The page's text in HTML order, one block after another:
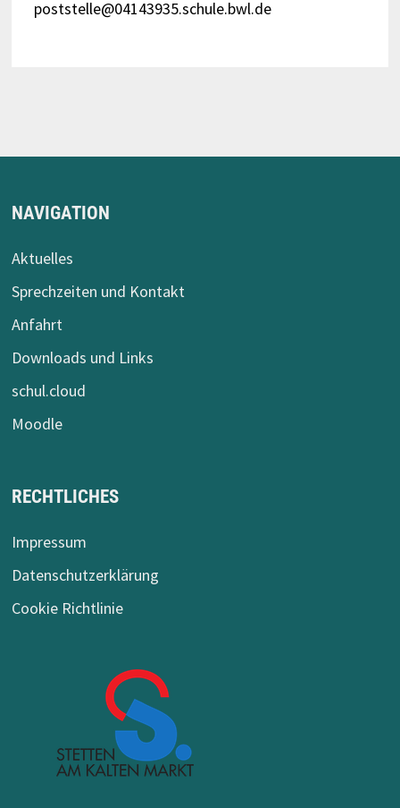
poststelle@04143935.schule.bwl.de
NAVIGATION
Aktuelles
Sprechzeiten und Kontakt
Anfahrt
Downloads und Links
schul.cloud
Moodle
RECHTLICHES
Impressum
Datenschutzerklärung
Cookie Richtlinie